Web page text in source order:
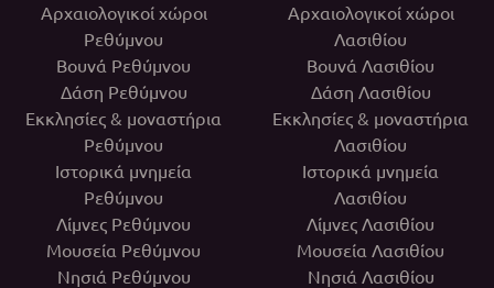
Αρχαιολογικοί χώροι
Ρεθύμνου
Βουνά Ρεθύμνου
Δάση Ρεθύμνου
Εκκλησίες & μοναστήρια
Ρεθύμνου
Ιστορικά μνημεία
Ρεθύμνου
Λίμνες Ρεθύμνου
Μουσεία Ρεθύμνου
Νησιά Ρεθύμνου
Αρχαιολογικοί χώροι
Λασιθίου
Βουνά Λασιθίου
Δάση Λασιθίου
Εκκλησίες & μοναστήρια
Λασιθίου
Ιστορικά μνημεία
Λασιθίου
Λίμνες Λασιθίου
Μουσεία Λασιθίου
Νησιά Λασιθίου